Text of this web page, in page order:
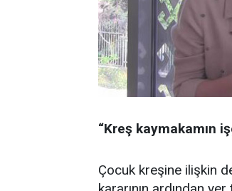
“Kreş kaymakamın
Çocuk kreşine ilişkin